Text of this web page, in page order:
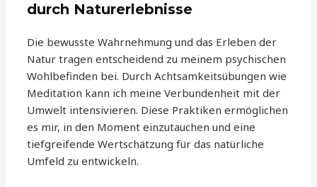
durch Naturerlebnisse
Die bewusste Wahrnehmung und das Erleben der
Natur tragen entscheidend zu meinem psychischen
Wohlbefinden bei. Durch Achtsamkeitsübungen wie
Meditation kann ich meine Verbundenheit mit der
Umwelt intensivieren. Diese Praktiken ermöglichen
es mir, in den Moment einzutauchen und eine
tiefgreifende Wertschätzung für das natürliche
Umfeld zu entwickeln.